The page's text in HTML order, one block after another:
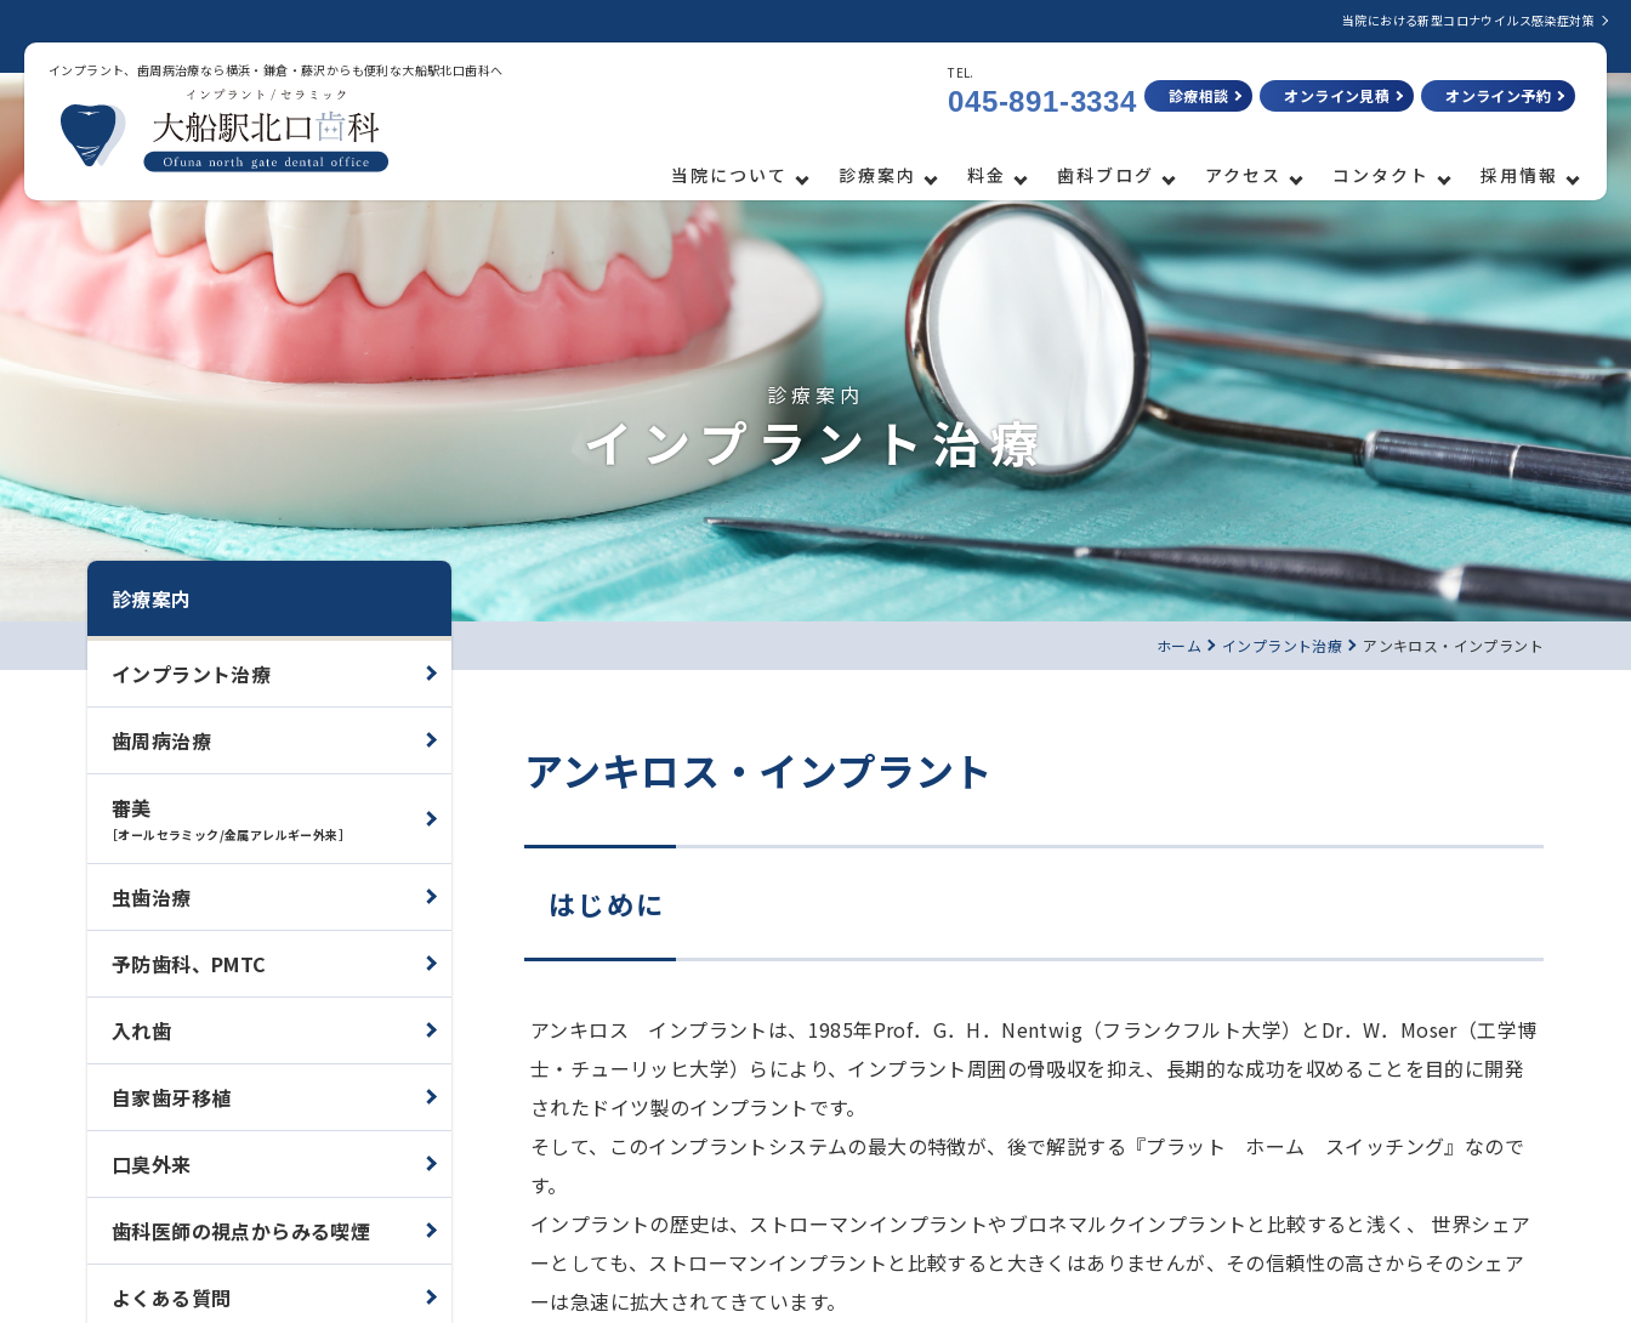
当院における新型コロナウイルス感染症対策
インプラント、歯周病治療なら横浜・鎌倉・藤沢からも便利な大船駅北口歯科へ TEL.
045-891-3334 診療相談 オンライン見積 オンライン予約
当院について 診療案内 料金 歯科ブログ アクセス コンタクト 採用情報
診療案内
インプラント治療
ホーム インプラント治療 アンキロス・インプラント
診療案内
インプラント治療
歯周病治療
審美
［オールセラミック/金属アレルギー外来］
虫歯治療
予防歯科、PMTC
入れ歯
自家歯牙移植
口臭外来
歯科医師の視点からみる喫煙
よくある質問
アンキロス・インプラント
はじめに
アンキロス インプラントは、1985年Prof．G．H．Nentwig（フランクフルト大学）とDr．W．Moser（工学博
士・チューリッヒ大学）らにより、インプラント周囲の骨吸収を抑え、長期的な成功を収めることを目的に開発
されたドイツ製のインプラントです。
そして、このインプラントシステムの最大の特徴が、後で解説する『プラット ホーム スイッチング』なので
す。
インプラントの歴史は、ストローマンインプラントやブロネマルクインプラントと比較すると浅く、 世界シェア
ーとしても、ストローマンインプラントと比較すると大きくはありませんが、その信頼性の高さからそのシェア
ーは急速に拡大されてきています。